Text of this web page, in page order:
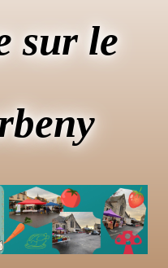
sur le